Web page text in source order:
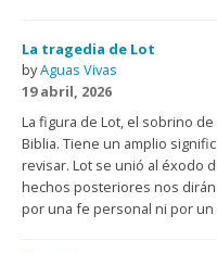
La tragedia de Lot
byAguas Vivas
19 abril, 2026
La figura de Lot, el sobrino
Biblia. Tiene un amplio
revisar. Lot se unió al éxodo
hechos posteriores nos
por una fe personal ni por